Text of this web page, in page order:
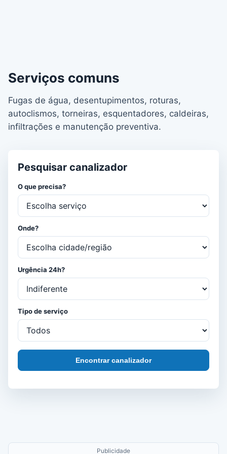
Serviços comuns
Fugas de água, desentupimentos, roturas,
autoclismos, torneiras, esquentadores, caldeiras,
infiltrações e manutenção preventiva.
Pesquisar canalizador
O que precisa?
Onde?
Urgência 24h?
Tipo de serviço
Encontrar canalizador
Publicidade